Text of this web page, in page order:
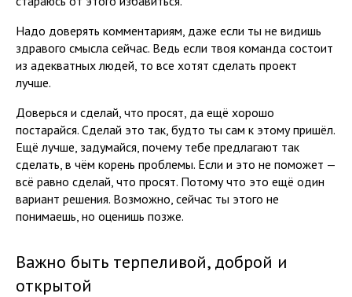
Надо доверять комментариям, даже если ты не видишь
здравого смысла сейчас. Ведь если твоя команда состоит
из адекватных людей, то все хотят сделать проект
лучше.
Доверься и сделай, что просят, да ещё хорошо
постарайся. Сделай это так, будто ты сам к этому пришёл.
Ещё лучше, задумайся, почему тебе предлагают так
сделать, в чём корень проблемы. Если и это не поможет —
всё равно сделай, что просят. Потому что это ещё один
вариант решения. Возможно, сейчас ты этого не
понимаешь, но оценишь позже.
Важно быть терпеливой, доброй и
открытой